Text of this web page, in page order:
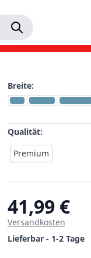
Breite:
Qualität:
Premium
41,99 €
Versandkosten
Lieferbar - 1-2 Tage